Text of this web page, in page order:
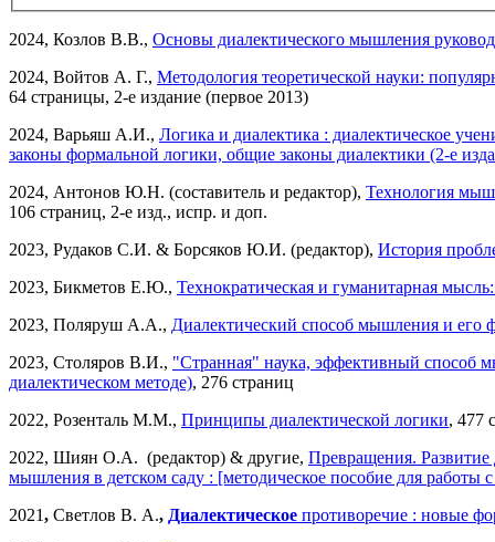
2024, Козлов В.В., Основы диалектического мышления
2024, Войтов А. Г., Методология теоретической науки:
64 страницы, 2-е издание (первое 2013)
2024, Варьяш А.И., Логика и диалектика : диалектическое
законы формальной логики, общие законы диалектики (2-е
2024, Антонов Ю.Н. (составитель и редактор), Технология
106 страниц, 2-е изд., испр. и доп.
2023, Рудаков С.И. & Борсяков Ю.И. (редактор), История
2023, Бикметов Е.Ю., Технократическая и гуманитарная
2023, Поляруш А.А., Диалектический способ мышления и его
2023, Столяров В.И., "Странная" наука, эффективный способ
диалектическом методе), 276 страниц
2022, Розенталь М.М., Принципы диалектической логики, 477
2022, Шиян О.А. (редактор) & другие, Превращения. Развитие
мышления в детском саду : [методическое пособие для работы
2021, Светлов В. А., Диалектическое противоречие : новые